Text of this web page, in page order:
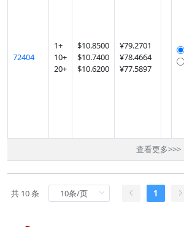
72404
1+
10+
20+
$10.8500
$10.7400
$10.6200
¥79.2701
¥78.4664
¥77.5897
查看更多>>>
共 10 条 1